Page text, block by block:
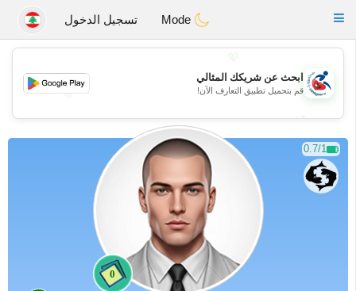
Handi Space
Toggle
تسجيل الدخول
💖
💕
💕
ابحث عن شريكك المثالي
قم بتحميل تطبيق التعارف الآن!
0.7/1
0